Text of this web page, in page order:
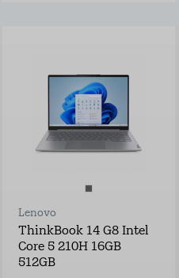
Lenovo
ThinkBook 14 G8 Intel
Core 5 210H 16GB
512GB